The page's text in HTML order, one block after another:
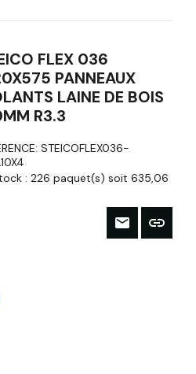
FLEX 036
PANNEAUX
LAINE DE BOIS
R3.3
STEICOFLEX036-
:226 paquet(s) soit 635,06